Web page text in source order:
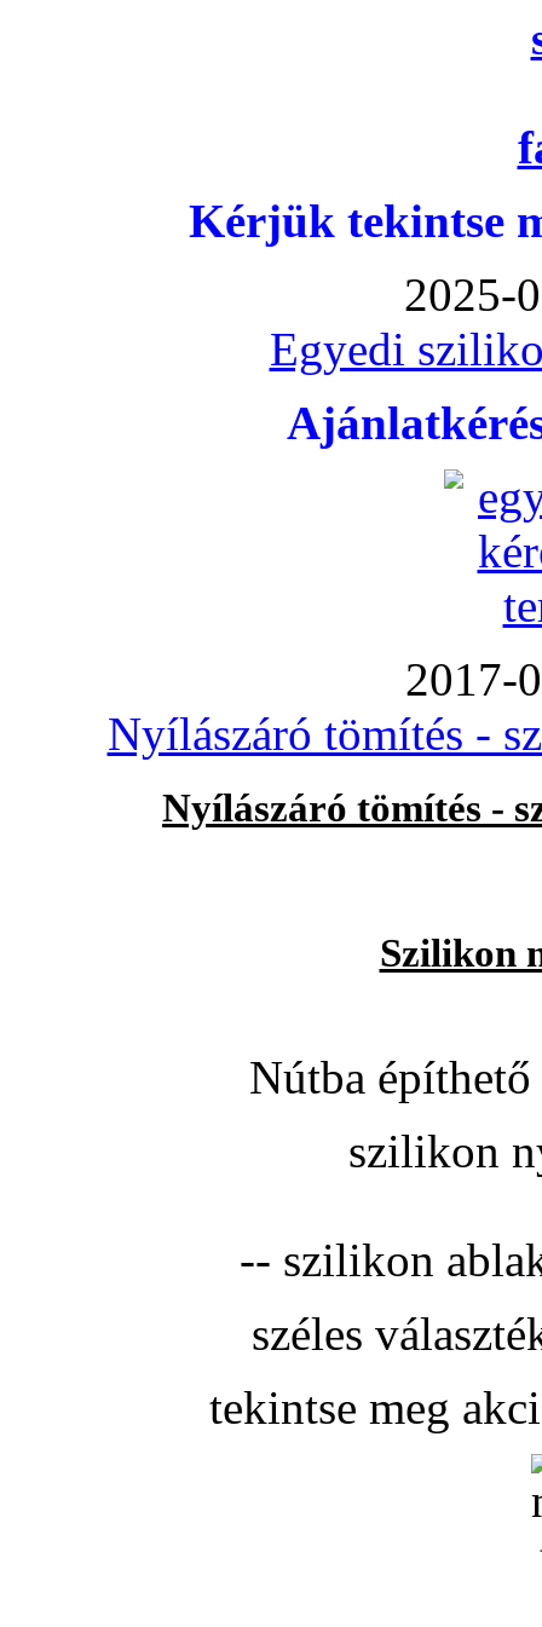
Kérjük tekintse
2025-
Egyedi
2017-
Nyílászáró tömítés -
Nyílászáró tömítés -
Szilikon
Nútba
szilikon
-- szilikon
széles
tekintse meg